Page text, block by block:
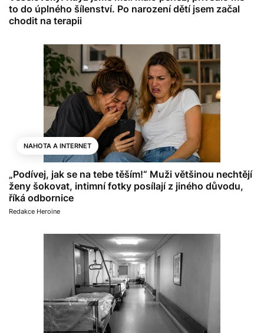
to do úplného šílenství. Po narození dětí jsem začal
chodit na terapii
NAHOTA A INTERNET
„Podívej, jak se na tebe těším!“ Muži většinou nechtějí
ženy šokovat, intimní fotky posílají z jiného důvodu,
říká odbornice
Redakce Heroine